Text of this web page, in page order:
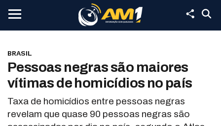
BRASIL
Pessoas negras são maiores
vítimas de homicídios no país
Taxa de homicídios entre pessoas negras
revelam que quase 90 pessoas negras são